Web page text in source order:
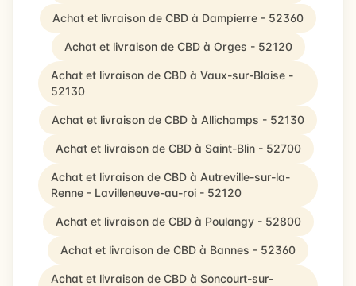
Achat et livraison de CBD à Dampierre - 52360
Achat et livraison de CBD à Orges - 52120
Achat et livraison de CBD à Vaux-sur-Blaise -
52130
Achat et livraison de CBD à Allichamps - 52130
Achat et livraison de CBD à Saint-Blin - 52700
Achat et livraison de CBD à Autreville-sur-la-
Renne - Lavilleneuve-au-roi - 52120
Achat et livraison de CBD à Poulangy - 52800
Achat et livraison de CBD à Bannes - 52360
Achat et livraison de CBD à Soncourt-sur-